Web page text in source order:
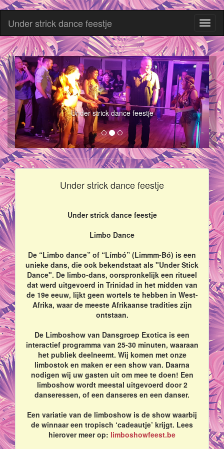
Under strick dance feestje
Under strick dance feestje
Under strick dance feestje
Under strick dance feestje
Limbo Dance
De “Limbo dance” of “Límbó” (Limmm-Bó) is een
unieke dans, die ook bekendstaat als "Under Stick
Dance". De limbo-dans, oorspronkelijk een ritueel
dat werd uitgevoerd in Trinidad in het midden van
de 19e eeuw, lijkt geen wortels te hebben in West-
Afrika, waar de meeste Afrikaanse tradities zijn
ontstaan.
De Limboshow van Dansgroep Exotica is een
interactief programma van 25-30 minuten, waaraan
het publiek deelneemt. Wij komen met onze
limbostok en maken er een show van. Daarna
nodigen wij uw gasten uit om mee te doen! Een
limboshow wordt meestal uitgevoerd door 2
danseressen, of een danseres en een danser.
Een variatie van de limboshow is de show waarbij
de winnaar een tropisch ‘cadeautje’ krijgt. Lees
hierover meer op: limboshowfeest.be